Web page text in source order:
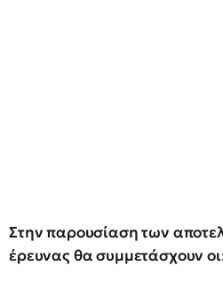
Στην παρουσίαση των
έρευνας θα συμμετάσχουν